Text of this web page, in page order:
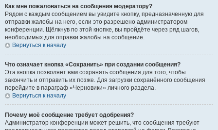
Как мне пожаловаться на сообщения модератору?
Рядом с каждым сообщением вы увидите кнопку, предназначенную для
отправки жалобы на него, если это разрешено администратором
конференции. Щёлкнув по этой кнопке, вы пройдёте через ряд шагов,
необходимых для оправки жалобы на сообщение.
Вернуться к началу
Что означает кнопка «Сохранить» при создании сообщения?
Эта кнопка позволяет вам сохранять сообщения для того, чтобы
закончить и отправить их позже. Для загрузки сохранённого сообщения
перейдите в параграф «Черновики» личного раздела.
Вернуться к началу
Почему моё сообщение требует одобрения?
Администратор конференции может решить, что сообщения требуют